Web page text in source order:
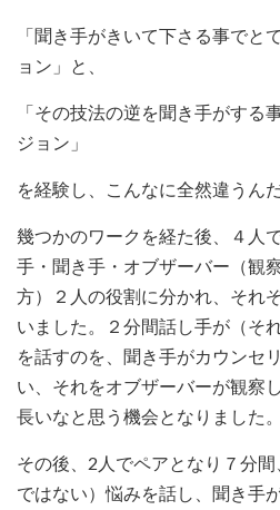
「聞き手がきいて下さる事でと
ョン」と、
「その技法の逆を聞き手がする
ジョン」
を経験し、こんなに全然違うん
幾つかのワークを経た後、４人
手・聞き手・オブザーバー（観
方）２人の役割に分かれ、それ
いました。２分間話し手が（そ
を話すのを、聞き手がカウンセ
い、それをオブザーバーが観察
長いなと思う機会となりました。
その後、2人でペアとなり７分
ではない）悩みを話し、聞き手